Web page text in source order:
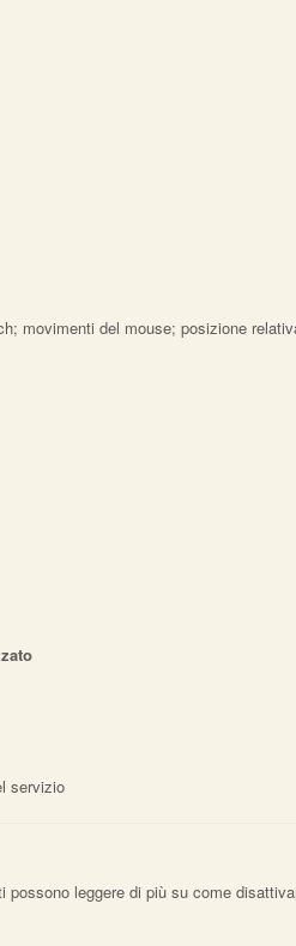
movimenti del mouse; posizione
servizio
leggere di più su come